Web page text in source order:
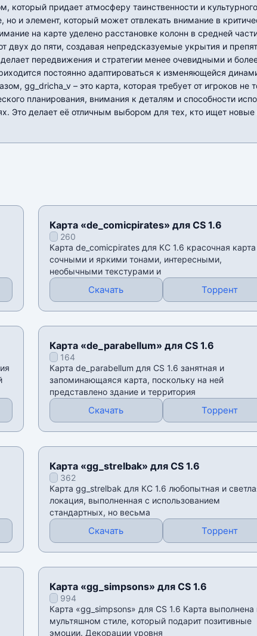
который придает атмосферу таинственности и
но и элемент, который может отвлекать внимание в
на карте уделено расстановке колонн в средней
двух до пяти, создавая непредсказуемые укрытия и
передвижения и стратегии менее очевидными и
постоянно адаптироваться к изменяющейся
gg_dricha_v – это карта, которая требует от игроков
планирования, внимания к деталям и способности
Это делает её отличным выбором для тех, кто ищет
Карта «de_comicpirates» для CS 1.6
260
Карта de_comicpirates для КС 1.6 красочная карта
сочными и яркими тонами, интересными,
необычными текстурами и
Скачать Торрент
Карта «de_parabellum» для CS 1.6
164
Карта de_parabellum для CS 1.6 занятная и
запоминающаяся карта, поскольку на ней
представлено здание и территория
Скачать Торрент
Карта «gg_strelbak» для CS 1.6
362
Карта gg_strelbak для КС 1.6 любопытная и
локация, выполненная с использованием
стандартных, но весьма
Скачать Торрент
Карта «gg_simpsons» для CS 1.6
994
Карта «gg_simpsons» для CS 1.6 Карта выполнена
мультяшном стиле, который подарит позитивные
эмоции. Декорации уровня